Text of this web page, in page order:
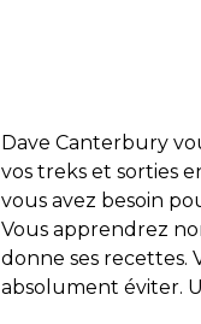
Dave Canterbury
vos treks et sorties
vous avez besoin
Vous apprendrez
donne ses recettes.
absolument éviter.